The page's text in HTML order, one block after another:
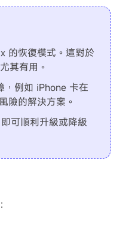
的恢復模式。這對於
其有用。
，例如 iPhone 卡在
險的解決方案。
可順利升級或降級